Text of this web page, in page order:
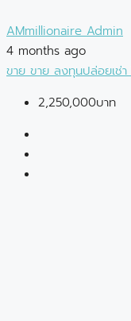
AMmillionaire Admin
4 months ago
ขาย ขาย ลงทุนปล่อยเช่า
2,250,000บาท